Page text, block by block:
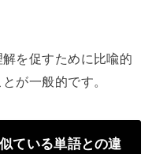
を促すために比喩的
が一般的です。
ている単語との違